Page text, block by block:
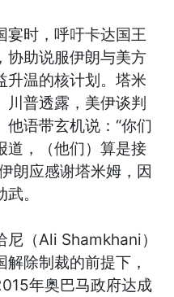
宴时，呼吁卡达国王
协助说服伊朗与美方
升温的核计划。塔米
普透露，美伊谈判
语带玄机说：“你们
道，（他们）算是接
朗应感谢塔米姆，因
。
（Ali Shamkhani）
除制裁的前提下，
年奥巴马政府达成